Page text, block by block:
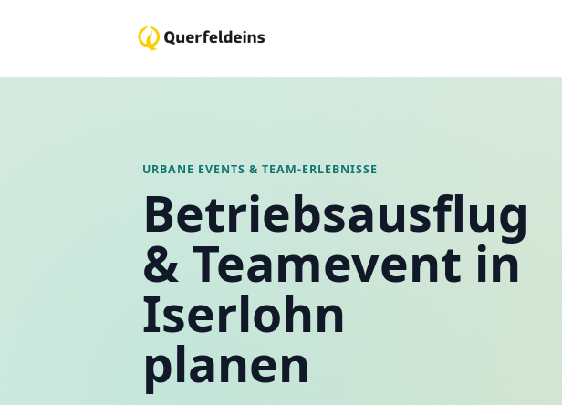
URBANE EVENTS & TEAM-ERLEBNISSE
Betriebsausflug
& Teamevent in
Iserlohn
planen